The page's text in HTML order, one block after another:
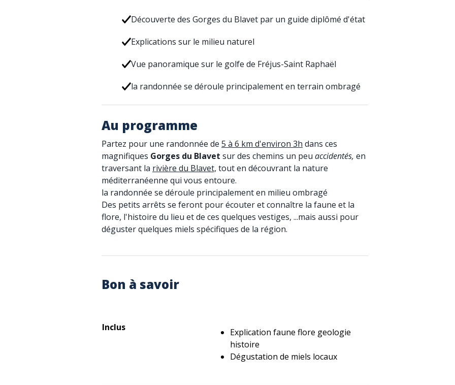
Découverte des Gorges du Blavet par un guide diplômé d'état
Explications sur le milieu naturel
Vue panoramique sur le golfe de Fréjus-Saint Raphaël
la randonnée se déroule principalement en terrain ombragé
Au programme
Partez pour une randonnée de 5 à 6 km d'environ 3h dans ces
magnifiques Gorges du Blavet sur des chemins un peu accidentés, en
traversant la rivière du Blavet, tout en découvrant la nature
méditerranéenne qui vous entoure.
la randonnée se déroule principalement en milieu ombragé
Des petits arrêts se feront pour écouter et connaître la faune et la
flore, l'histoire du lieu et de ces quelques vestiges, ...mais aussi pour
déguster quelques miels spécifiques de la région.
Bon à savoir
Inclus
Explication faune flore geologie
histoire
Dégustation de miels locaux